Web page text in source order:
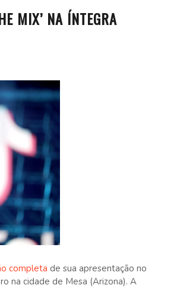
MIX’ NA ÍNTEGRA
completa de sua apresentação no
na cidade de Mesa (Arizona). A